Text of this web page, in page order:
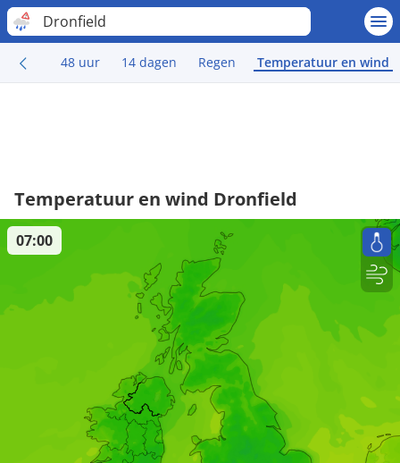
Dronfield
48 uur 14 dagen Regen Temperatuur en wind
Temperatuur en wind Dronfield
07:00